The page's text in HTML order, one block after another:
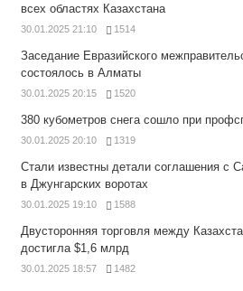
всех областях Казахстана
30.01.2025 21:10 1514
Заседание Евразийского
состоялось в Алматы
30.01.2025 20:15 1520
380 кубометров снега сошло при
30.01.2025 20:10 1319
Стали известны детали соглашения с
в Джунгарских воротах
30.01.2025 19:10 1588
Двусторонняя торговля между
достигла $1,6 млрд
30.01.2025 18:57 1482